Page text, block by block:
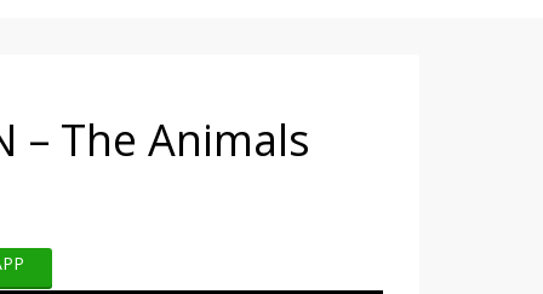
– The Animals